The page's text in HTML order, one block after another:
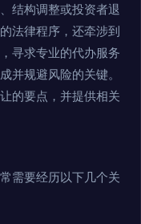
结构调整或投资者退
法律程序，还牵涉到
寻求专业的代办服务
并规避风险的关键。
的要点，并提供相关
需要经历以下几个关